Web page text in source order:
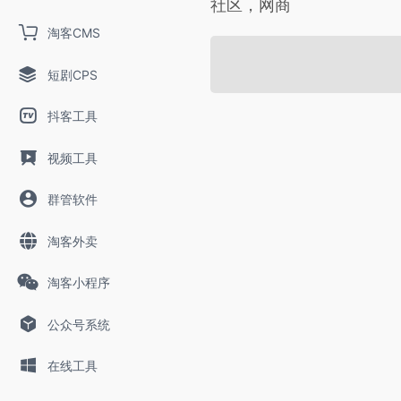
淘客CMS
短剧CPS
抖客工具
视频工具
群管软件
淘客外卖
淘客小程序
公众号系统
在线工具
社区，网商